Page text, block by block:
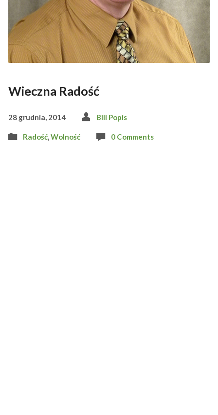
Wieczna Radość
28 grudnia, 2014 Bill Popis
Radość, Wolność 0 Comments